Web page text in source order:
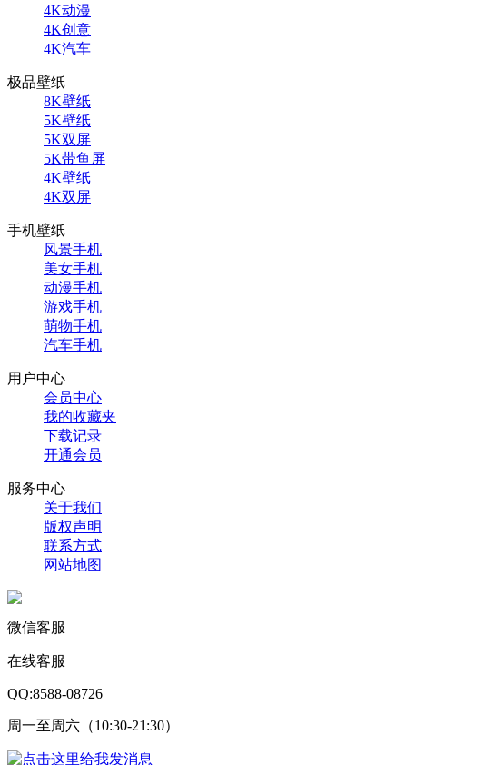
4K动漫
4K创意
4K汽车
极品壁纸
8K壁纸
5K壁纸
5K双屏
5K带鱼屏
4K壁纸
4K双屏
手机壁纸
风景手机
美女手机
动漫手机
游戏手机
萌物手机
汽车手机
用户中心
会员中心
我的收藏夹
下载记录
开通会员
服务中心
关于我们
版权声明
联系方式
网站地图
微信客服
在线客服
QQ:8588-08726
周一至周六（10:30-21:30）